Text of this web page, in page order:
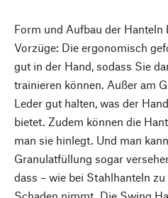
Form und Aufbau der Hanteln
Vorzüge: Die ergonomisch
gut in der Hand, sodass Sie
trainieren können. Außer am
Leder gut halten, was der
bietet. Zudem können die
man sie hinlegt. Und man
Granulatfüllung sogar
dass – wie bei Stahlhanteln